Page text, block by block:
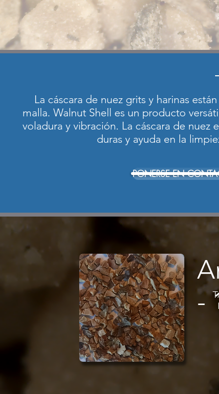
La cáscara de nuez grits y harinas
malla. Walnut Shell es un producto
voladura y vibración. La cáscara de nuez
duras y ayuda en la
PONERSE EN
-